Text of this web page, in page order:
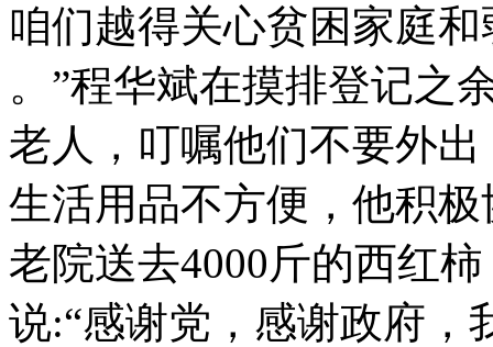
咱们越得关心贫困家庭和
。”程华斌在摸排登记之
老人，叮嘱他们不要外
生活用品不方便，他积
老院送去4000斤的西红
说:“感谢党，感谢政府，